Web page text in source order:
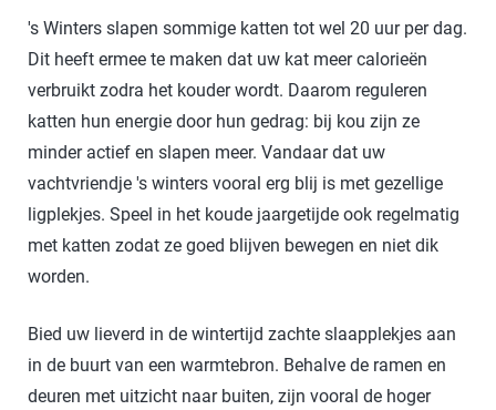
's Winters slapen sommige katten tot wel 20 uur per dag.
Dit heeft ermee te maken dat uw kat meer calorieën
verbruikt zodra het kouder wordt. Daarom reguleren
katten hun energie door hun gedrag: bij kou zijn ze
minder actief en slapen meer. Vandaar dat uw
vachtvriendje 's winters vooral erg blij is met gezellige
ligplekjes. Speel in het koude jaargetijde ook regelmatig
met katten zodat ze goed blijven bewegen en niet dik
worden.
Bied uw lieverd in de wintertijd zachte slaapplekjes aan
in de buurt van een warmtebron. Behalve de ramen en
deuren met uitzicht naar buiten, zijn vooral de hoger